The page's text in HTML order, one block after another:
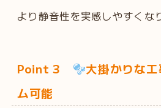
より静音性を実感しやすくな
Point 3
大掛かりな
ム可能